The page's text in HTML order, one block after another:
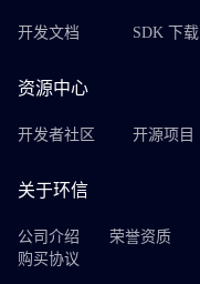
开发文档 SDK 下载
资源中心
开发者社区 开源项目
关于环信
公司介绍 荣誉资质
购买协议